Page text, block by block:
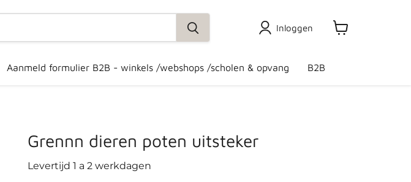
Inloggen
Aanmeld formulier B2B - winkels /webshops /scholen & opvang B2B
Grennn dieren poten uitsteker
Levertijd 1 a 2 werkdagen